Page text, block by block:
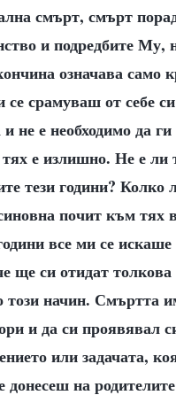
смърт, смърт
и подредбите Му,
означава само
срамуваш от себе
не е необходимо да
е излишно. Не е
тези години? Колко
почит към тях
все ми се
ще си отидат
начин. Смъртта
и да си проявявал
или задачата,
на